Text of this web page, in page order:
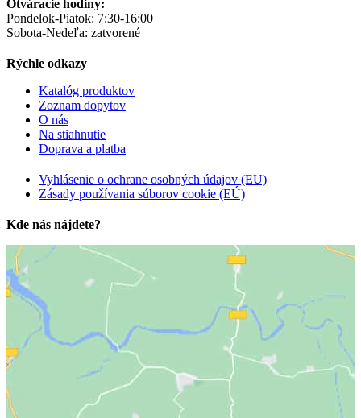
Otváracie hodiny:
Pondelok-Piatok: 7:30-16:00
Sobota-Nedeľa: zatvorené
Rýchle odkazy
Katalóg produktov
Zoznam dopytov
O nás
Na stiahnutie
Doprava a platba
Vyhlásenie o ochrane osobných údajov (EU)
Zásady používania súborov cookie (EÚ)
Kde nás nájdete?